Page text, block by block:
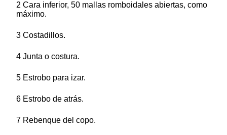
2 Cara inferior, 50 mallas romboidales abiertas, como
máximo.
3 Costadillos.
4 Junta o costura.
5 Estrobo para izar.
6 Estrobo de atrás.
7 Rebenque del copo.